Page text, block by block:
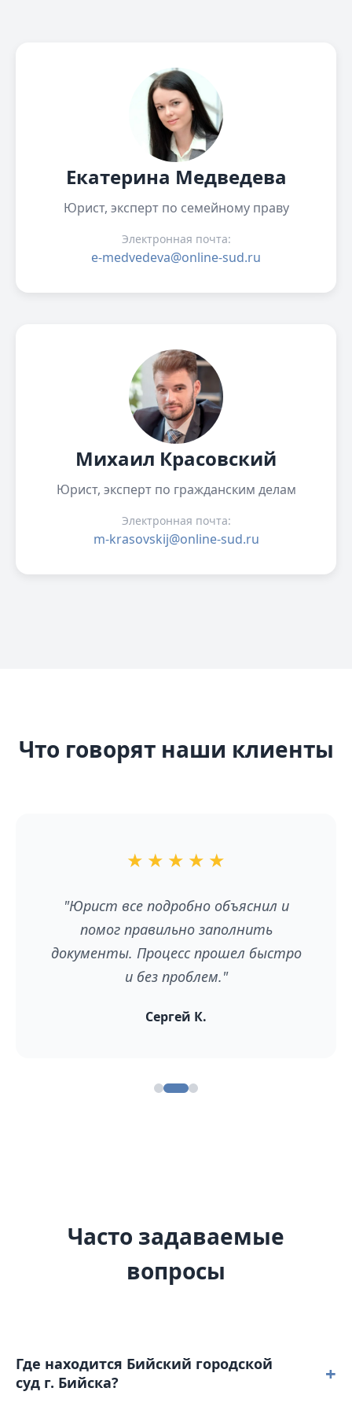
Екатерина Медведева
Юрист, эксперт по семейному праву
Электронная почта:
e-medvedeva@online-sud.ru
Михаил Красовский
Юрист, эксперт по гражданским делам
Электронная почта:
m-krasovskij@online-sud.ru
Что говорят наши клиенты
★ ★ ★ ★ ★
"Юрист все подробно объяснил и
помог правильно заполнить
документы. Процесс прошел быстро
и без проблем."
Сергей К.
Часто задаваемые
вопросы
Где находится Бийский городской
суд г. Бийска?
+